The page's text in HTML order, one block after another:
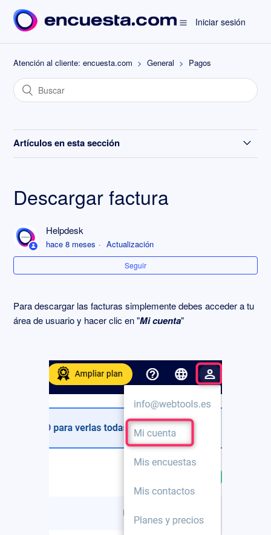
Iniciar sesión
Atención al cliente: encuesta.com General Pagos
Artículos en esta sección
Preguntas frecuentes sobre pagos
¿Puedo solicitar una factura proforma?
¿Cómo puedo dar de baja mi cuenta y todos sus datos?
Cancelar mi suscripción
Descargar factura
Descargar factura
Helpdesk
hace 8 meses Actualización
Seguir
Para descargar las facturas simplemente debes acceder a tu
área de usuario y hacer clic en "Mi cuenta"